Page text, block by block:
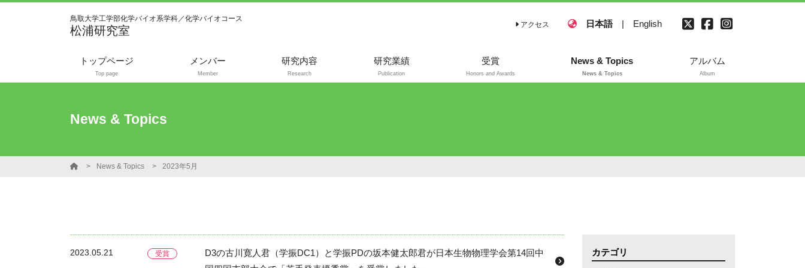
鳥取大学工学部化学バイオ系学科／化学バイオコース
松浦研究室 アクセス 日本語 | English
トップページ
Top page
メンバー
Member
研究内容
Research
研究業績
Publication
受賞
Honors and Awards
News & Topics
News & Topics
アルバム
Album
News & Topics
News & Topics 2023年5月
2023.05.21 受賞
D3の古川寛人君（学振DC1）と学振PDの坂本健太郎君が日本生物物理学会第14回中
カテゴリ